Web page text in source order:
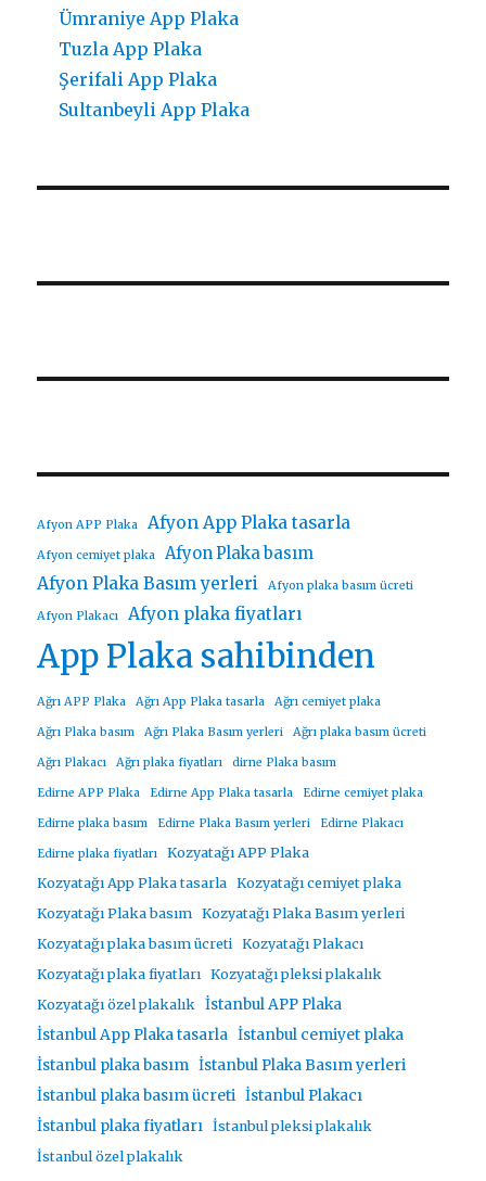
Ümraniye App Plaka
Tuzla App Plaka
Şerifali App Plaka
Sultanbeyli App Plaka
Afyon APP Plaka Afyon App Plaka tasarla
Afyon cemiyet plaka
Afyon Plaka basım
Afyon Plaka Basım yerleri
Afyon plaka basım ücreti
Afyon Plakacı Afyon plaka fiyatları
App Plaka sahibinden
Ağrı APP Plaka Ağrı App Plaka tasarla Ağrı cemiyet plaka
Ağrı Plaka basım Ağrı Plaka Basım yerleri Ağrı plaka basım ücreti
Ağrı Plakacı Ağrı plaka fiyatları dirne Plaka basım
Edirne APP Plaka Edirne App Plaka tasarla Edirne cemiyet plaka
Edirne plaka basım Edirne Plaka Basım yerleri Edirne Plakacı
Edirne plaka fiyatları
Kozyatağı APP Plaka
Kozyatağı App Plaka tasarla
Kozyatağı cemiyet plaka
Kozyatağı Plaka basım
Kozyatağı Plaka Basım yerleri
Kozyatağı plaka basım ücreti
Kozyatağı Plakacı
Kozyatağı plaka fiyatları
Kozyatağı pleksi plakalık
Kozyatağı özel plakalık
İstanbul APP Plaka
İstanbul App Plaka tasarla İstanbul cemiyet plaka
İstanbul plaka basım İstanbul Plaka Basım yerleri
İstanbul plaka basım ücreti İstanbul Plakacı
İstanbul plaka fiyatları
İstanbul pleksi plakalık
İstanbul özel plakalık